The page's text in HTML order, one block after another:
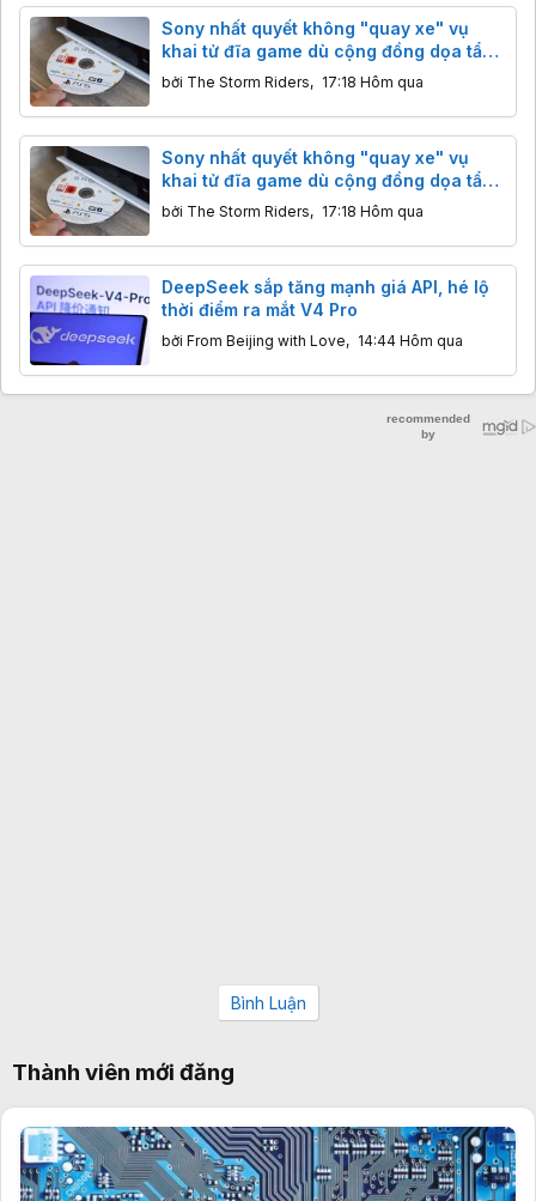
Sony nhất quyết không "quay xe" vụ
khai tử đĩa game dù cộng đồng dọa tẩy
chay
bởi The Storm Riders, 17:18 Hôm qua
Sony nhất quyết không "quay xe" vụ
khai tử đĩa game dù cộng đồng dọa tẩy
chay
bởi The Storm Riders, 17:18 Hôm qua
DeepSeek sắp tăng mạnh giá API, hé lộ
thời điểm ra mắt V4 Pro
bởi From Beijing with Love, 14:44 Hôm qua
Bình Luận
Thành viên mới đăng